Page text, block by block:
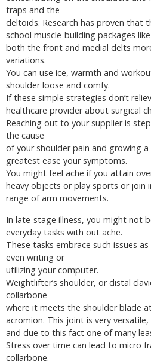
traps and the
deltoids. Research has proven that
school muscle-building packages
both the front and medial delts
variations.
You can use ice, warmth and
shoulder loose and comfy.
If these simple strategies don’t
healthcare provider about surgical
Reaching out to your supplier is
the cause
of your shoulder pain and growing
greatest ease your symptoms.
You might feel ache if you attain
heavy objects or play sports or join
range of arm movements.
In late-stage illness, you might not
everyday tasks with out ache.
These tasks embrace such issues
even writing or
utilizing your computer.
Weightlifter’s shoulder, or distal
collarbone
where it meets the shoulder blade
acromion. This joint is very versatile,
and due to this fact one of many
Stress over time can lead to micro
collarbone.